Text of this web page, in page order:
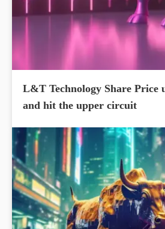
L&T Technology Share Price
and hit the upper circuit